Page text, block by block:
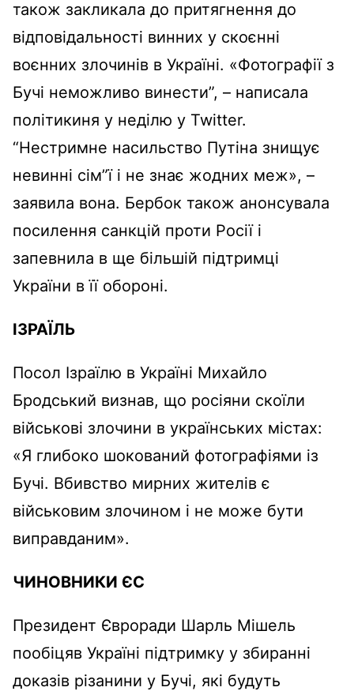
також закликала до притягнення до
відповідальності винних у скоєнні
воєнних злочинів в Україні. «Фотографії з
Бучі неможливо винести”, – написала
політикиня у неділю у Twitter.
“Нестримне насильство Путіна знищує
невинні сім”ї і не знає жодних меж», –
заявила вона. Бербок також анонсувала
посилення санкцій проти Росії і
запевнила в ще більшій підтримці
України в її обороні.
ІЗРАЇЛЬ
Посол Ізраїлю в Україні Михайло
Бродський визнав, що росіяни скоїли
військові злочини в українських містах:
«Я глибоко шокований фотографіями із
Бучі. Вбивство мирних жителів є
військовим злочином і не може бути
виправданим».
ЧИНОВНИКИ ЄС
Президент Євроради Шарль Мішель
пообіцяв Україні підтримку у збиранні
доказів різанини у Бучі, які будуть